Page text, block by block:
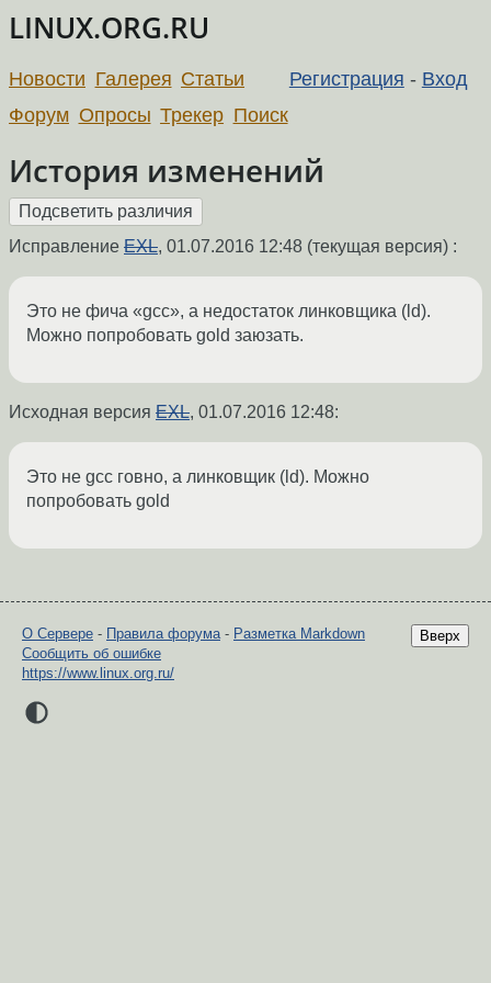
LINUX.ORG.RU
Регистрация - Вход
Новости Галерея Статьи
Форум Опросы Трекер Поиск
История изменений
Исправление EXL, 01.07.2016 12:48 (текущая версия) :
Это не фича «gcc», а недостаток линковщика (ld).
Можно попробовать gold заюзать.
Исходная версия EXL, 01.07.2016 12:48:
Это не gcc говно, а линковщик (ld). Можно
попробовать gold
Вверх
О Сервере - Правила форума- Разметка Markdown
Сообщить об ошибке
https://www.linux.org.ru/